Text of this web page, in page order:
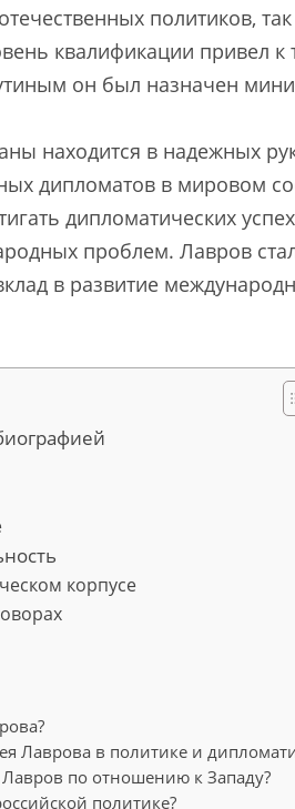
политиков,
квалификации привел к
он был назначен
находится в надежных
дипломатов в мировом
дипломатических
проблем. Лавров
в развитие
корпусе
Лаврова в политике и
по отношению к Западу?
политике?